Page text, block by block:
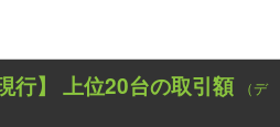
】 上位20台の取引額
（デ